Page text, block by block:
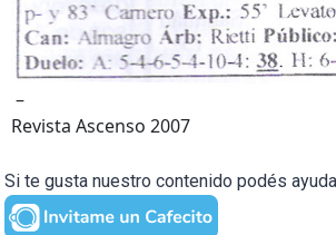
–
Revista Ascenso 2007
Si te gusta nuestro contenido podés